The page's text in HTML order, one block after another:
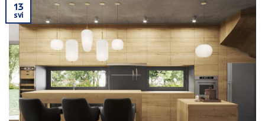
13
svi